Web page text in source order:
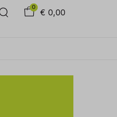
0
€ 0,00